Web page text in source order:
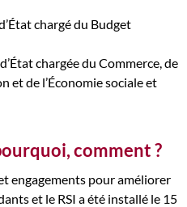
chargé du Budget
chargée du Commerce, de
et de l’Économie sociale et
comment ?
engagements pour améliorer
et le RSI a été installé le 15